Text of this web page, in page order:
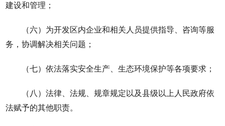
建设和管理；
（六）为开发区内企业和相关人员提供指导、咨询等服
务，协调解决相关问题；
（七）依法落实安全生产、生态环境保护等各项要求；
（八）法律、法规、规章规定以及县级以上人民政府依
法赋予的其他职责。